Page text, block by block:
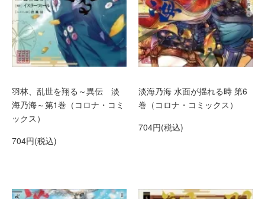
羽林、乱世を翔る～異伝 淡
海乃海～第1巻（コロナ・コミ
ックス）
704円(税込)
淡海乃海 水面が揺れる時 第6
巻（コロナ・コミックス）
704円(税込)